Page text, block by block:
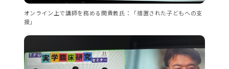
オンライン上で講師を務める関貴教氏：「措置された子どもへの支
援」